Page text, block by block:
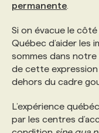
NOS TARIFS
FAQ
ANNONCEZ
ANNONCEZ
permanente
Si on évacue le
Québec d’aider les
sommes dans notre
de cette expression
dehors du cadre
L’expérience
par les centres